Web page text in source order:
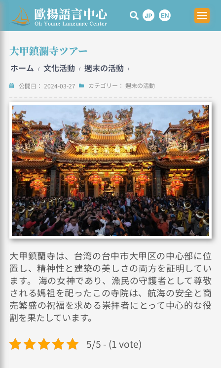
Skip
大甲鎮瀾寺ツアー
ホーム / 文化活動 / 週末の活動 /
公開日： 2024-03-27 カテゴリー： 週末の活動
大甲鎮蘭寺は、台湾の台中市大甲区の中心部に位
置し、精神性と建築の美しさの両方を証明してい
ます。 海の女神であり、漁民の守護者として尊敬
される媽祖を祀ったこの寺院は、航海の安全と商
売繁盛の祝福を求める崇拝者にとって中心的な役
割を果たしています。
5/5 - (1 vote)